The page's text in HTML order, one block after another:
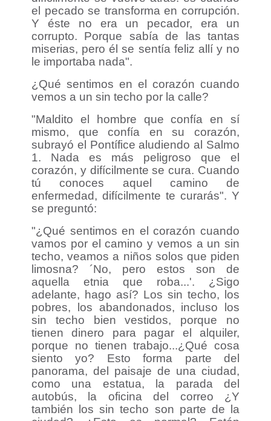
el pecado se transforma en corrupción.
Y éste no era un pecador, era un
corrupto. Porque sabía de las tantas
miserias, pero él se sentía feliz allí y no
le importaba nada".
¿Qué sentimos en el corazón cuando
vemos a un sin techo por la calle?
"Maldito el hombre que confía en sí
mismo, que confía en su corazón,
subrayó el Pontífice aludiendo al Salmo
1. Nada es más peligroso que el
corazón, y difícilmente se cura. Cuando
tú conoces aquel camino de
enfermedad, difícilmente te curarás". Y
se preguntó:
"¿Qué sentimos en el corazón cuando
vamos por el camino y vemos a un sin
techo, veamos a niños solos que piden
limosna? ´No, pero estos son de
aquella etnia que roba...'. ¿Sigo
adelante, hago así? Los sin techo, los
pobres, los abandonados, incluso los
sin techo bien vestidos, porque no
tienen dinero para pagar el alquiler,
porque no tienen trabajo...¿Qué cosa
siento yo? Esto forma parte del
panorama, del paisaje de una ciudad,
como una estatua, la parada del
autobús, la oficina del correo ¿Y
también los sin techo son parte de la